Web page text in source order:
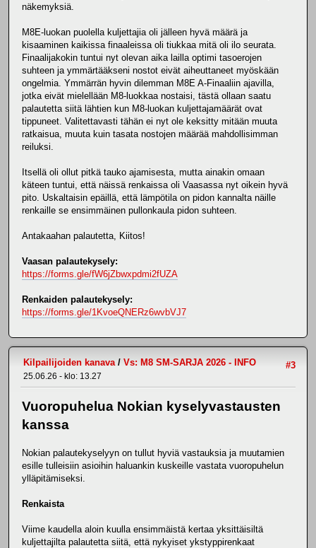
näkemyksiä.
M8E-luokan puolella kuljettajia oli jälleen hyvä määrä ja
kisaaminen kaikissa finaaleissa oli tiukkaa mitä oli ilo seurata.
Finaalijakokin tuntui nyt olevan aika lailla optimi tasoerojen
suhteen ja ymmärtääkseni nostot eivät aiheuttaneet myöskään
ongelmia. Ymmärrän hyvin dilemman M8E A-Finaaliin ajavilla,
jotka eivät mielellään M8-luokkaa nostaisi, tästä ollaan saatu
palautetta siitä lähtien kun M8-luokan kuljettajamäärät ovat
tippuneet. Valitettavasti tähän ei nyt ole keksitty mitään muuta
ratkaisua, muuta kuin tasata nostojen määrää mahdollisimman
reiluksi.
Itsellä oli ollut pitkä tauko ajamisesta, mutta ainakin omaan
käteen tuntui, että näissä renkaissa oli Vaasassa nyt oikein hyvä
pito. Uskaltaisin epäillä, että lämpötila on pidon kannalta näille
renkaille se ensimmäinen pullonkaula pidon suhteen.
Antakaahan palautetta, Kiitos!
Vaasan palautekysely:
https://forms.gle/fW6jZbwxpdmi2fUZA
Renkaiden palautekysely:
https://forms.gle/1KvoeQNERz6wvbVJ7
#3
Kilpailijoiden kanava/ Vs: M8 SM-SARJA 2026 - INFO
25.06.26 - klo: 13.27
Vuoropuhelua Nokian kyselyvastausten
kanssa
Nokian palautekyselyyn on tullut hyviä vastauksia ja muutamien
esille tulleisiin asioihin haluankin kuskeille vastata vuoropuhelun
ylläpitämiseksi.
Renkaista
Viime kaudella aloin kuulla ensimmäistä kertaa yksittäisiltä
kuljettajilta palautetta siitä, että nykyiset ykstyppirenkaat